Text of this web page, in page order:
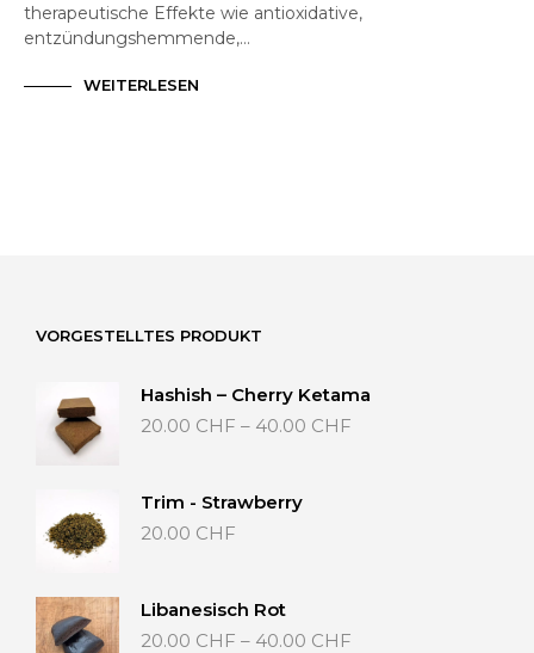
therapeutische Effekte wie antioxidative,
entzündungshemmende,…
WEITERLESEN
VORGESTELLTES PRODUKT
Hashish – Cherry Ketama
20.00 CHF – 40.00 CHF
Trim - Strawberry
20.00 CHF
Libanesisch Rot
20.00 CHF – 40.00 CHF